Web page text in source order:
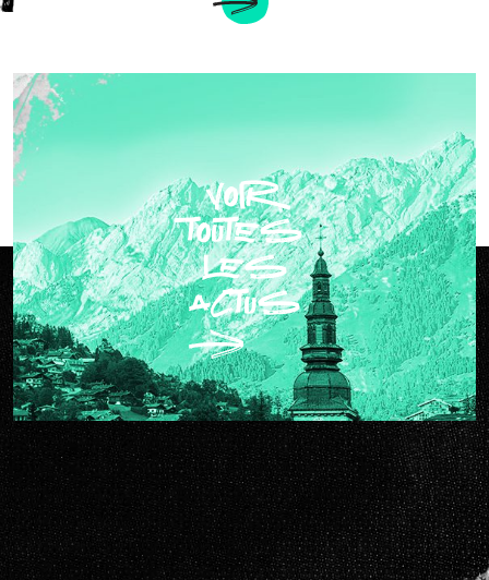
voir
toutes
les
actus